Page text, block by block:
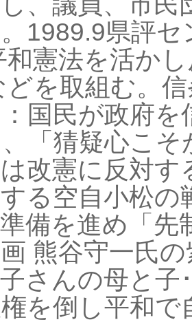
1989.9県評
和憲法を活か
どを取組む。
国民が政府
「猜疑心こ
改憲に反対
る空自小松
準備を進め「
熊谷守一氏
さんの母と子
を倒し平和